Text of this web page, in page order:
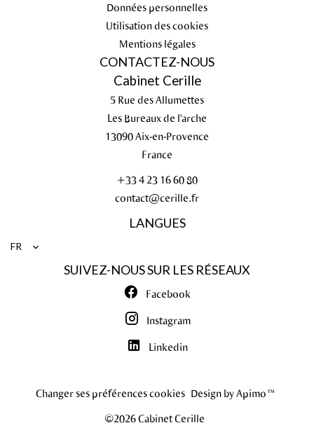
Données personnelles
Utilisation des cookies
Mentions légales
CONTACTEZ-NOUS
Cabinet Cerille
5 Rue des Allumettes
Les Bureaux de l'arche
13090Aix-en-Provence
France
+33 4 23 16 60 80
contact@cerille.fr
LANGUES
FR
SUIVEZ-NOUS SUR LES RÉSEAUX
Facebook
Instagram
Linkedin
Changer ses préférences cookies Design byApimo™
©2026 Cabinet Cerille